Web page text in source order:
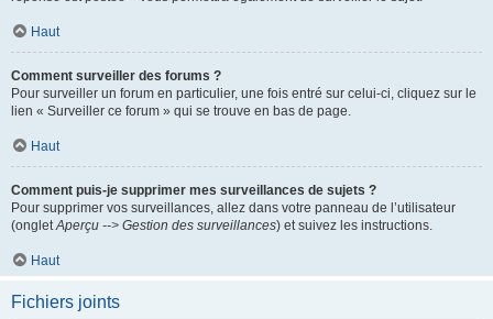
Haut
Comment surveiller des forums ?
Pour surveiller un forum en particulier, une fois entré sur celui-ci, cliquez sur le
lien « Surveiller ce forum » qui se trouve en bas de page.
Haut
Comment puis-je supprimer mes surveillances de sujets ?
Pour supprimer vos surveillances, allez dans votre panneau de l’utilisateur
(ongletAperçu --> Gestion des surveillances) et suivez les instructions.
Haut
Fichiers joints